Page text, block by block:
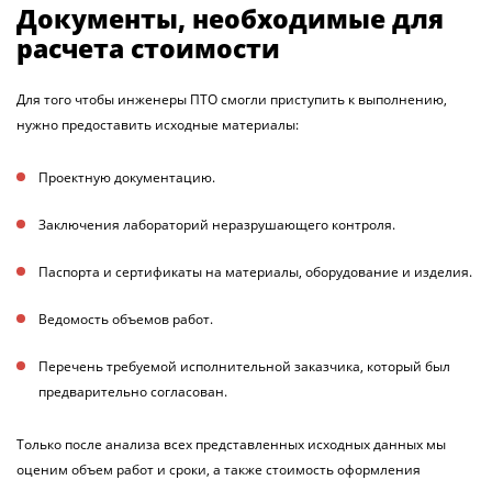
Документы, необходимые для
расчета стоимости
Для того чтобы инженеры ПТО смогли приступить к выполнению,
нужно предоставить исходные материалы:
Проектную документацию.
Заключения лабораторий неразрушающего контроля.
Паспорта и сертификаты на материалы, оборудование и изделия.
Ведомость объемов работ.
Перечень требуемой исполнительной заказчика, который был
предварительно согласован.
Только после анализа всех представленных исходных данных мы
оценим объем работ и сроки, а также стоимость оформления